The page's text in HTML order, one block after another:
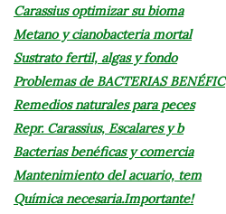
Carassius optimizar su bioma
Metano y cianobacteria mortal
Sustrato fertil, algas y fondo
Problemas de BACTERIAS BENÉFIC
Remedios naturales para peces
Repr. Carassius, Escalares y b
Bacterias benéficas y comercia
Mantenimiento del acuario, tem
Química necesaria.Importante!